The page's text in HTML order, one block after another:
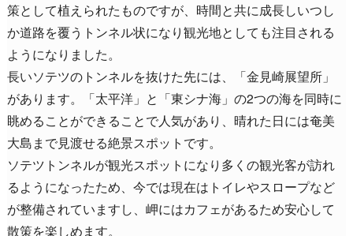
策として植えられたものですが、時間と共に成長しいつし
か道路を覆うトンネル状になり観光地としても注目される
ようになりました。
長いソテツのトンネルを抜けた先には、「金見崎展望所」
があります。「太平洋」と「東シナ海」の2つの海を同時に
眺めることができることで人気があり、晴れた日には奄美
大島まで見渡せる絶景スポットです。
ソテツトンネルが観光スポットになり多くの観光客が訪れ
るようになったため、今では現在はトイレやスロープなど
が整備されていますし、岬にはカフェがあるため安心して
散策を楽しめます。